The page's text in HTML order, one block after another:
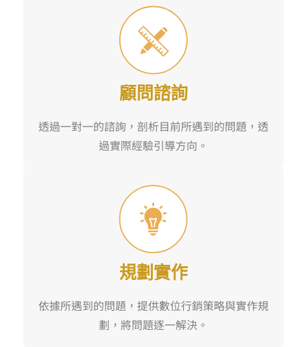
顧問諮詢
透過一對一的諮詢，剖析目前所遇到的問題，透
過實際經驗引導方向。
規劃實作
依據所遇到的問題，提供數位行銷策略與實作規
劃，將問題逐一解決。